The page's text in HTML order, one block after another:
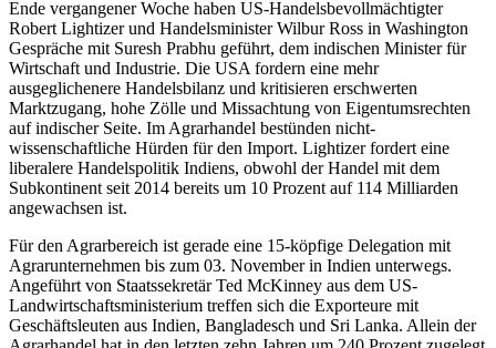
Ende vergangener Woche haben US-Handelsbevollmächtigter
Robert Lightizer und Handelsminister Wilbur Ross in Washington
Gespräche mit Suresh Prabhu geführt, dem indischen Minister für
Wirtschaft und Industrie. Die USA fordern eine mehr
ausgeglichenere Handelsbilanz und kritisieren erschwerten
Marktzugang, hohe Zölle und Missachtung von Eigentumsrechten
auf indischer Seite. Im Agrarhandel bestünden nicht-
wissenschaftliche Hürden für den Import. Lightizer fordert eine
liberalere Handelspolitik Indiens, obwohl der Handel mit dem
Subkontinent seit 2014 bereits um 10 Prozent auf 114 Milliarden
angewachsen ist.
Für den Agrarbereich ist gerade eine 15-köpfige Delegation mit
Agrarunternehmen bis zum 03. November in Indien unterwegs.
Angeführt von Staatssekretär Ted McKinney aus dem US-
Landwirtschaftsministerium treffen sich die Exporteure mit
Geschäftsleuten aus Indien, Bangladesch und Sri Lanka. Allein der